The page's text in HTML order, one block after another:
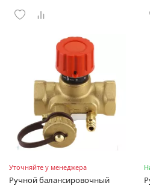
Уточняйте у менеджера
Ручной балансировочный